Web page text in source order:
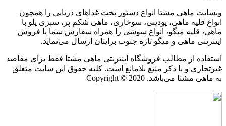
وبسایت ماهی مشتا انواع دستور پخت غذاهای دریایی را همچون
انواع قلیه ماهی، پودینی، سوخاری، ماهی شکم پر، سبزی پلو با
ماهی، قلیه میگو، انواع سوشی را همراه سفارش شما با فروش
اینترنتی ماهی و میگو تازه جنوب برایتان ارسال می‌نماید.
استفاده از مطالب فروشگاه اینترنتی ماهی مشتا فقط برای مقاصد
غیرتجاری و با ذکر منبع بلامانع است. کلیه حقوق این سایت متعلق
به ماهی مشتا می‌باشد. Copyright © 2020